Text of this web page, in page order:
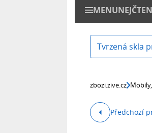
MENU
zbozi.zive.cz
Předchozí